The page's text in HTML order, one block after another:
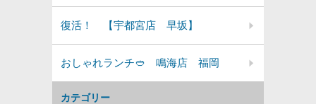
カテゴリー
復活！ 【宇都宮店 早坂】
おしゃれランチ🥙 鳴海店 福岡